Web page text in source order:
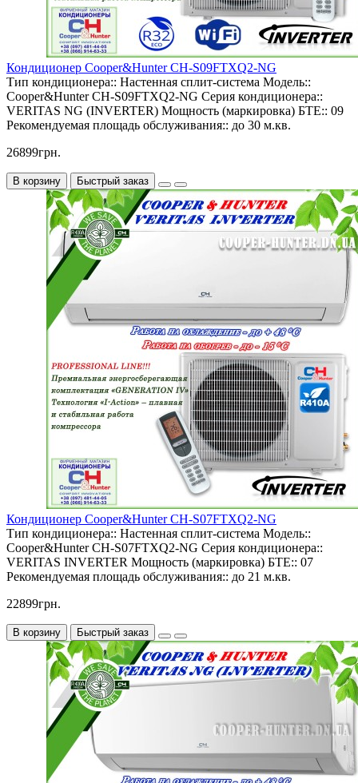
Кондиционер Cooper&Hunter CH-S09FTXQ2-NG
Тип кондиционера:: Настенная сплит-система Модель::
Cooper&Hunter CH-S09FTXQ2-NG Серия кондиционера::
VERITAS NG (INVERTER) Мощность (маркировка) БТЕ:: 09
Рекомендуемая площадь обслуживания:: до 30 м.кв.
26899грн.
В корзину Быстрый заказ
Кондиционер Cooper&Hunter CH-S07FTXQ2-NG
Тип кондиционера:: Настенная сплит-система Модель::
Cooper&Hunter CH-S07FTXQ2-NG Серия кондиционера::
VERITAS INVERTER Мощность (маркировка) БТЕ:: 07
Рекомендуемая площадь обслуживания:: до 21 м.кв.
22899грн.
В корзину Быстрый заказ